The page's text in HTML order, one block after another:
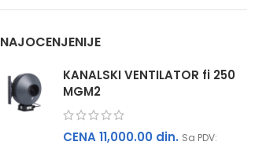
NAJOCENJENIJE
KANALSKI VENTILATOR fi 250
MGM2
CENA11,000.00 din. Sa PDV: